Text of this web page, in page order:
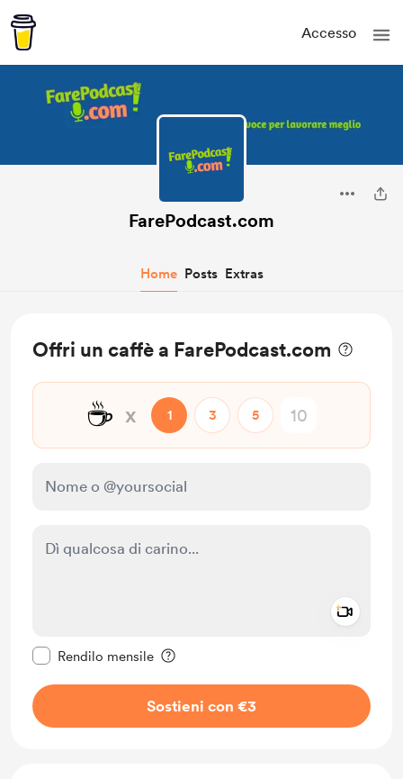
Accesso
FarePodcast.com
Home Posts Extras
Offri un caffè a FarePodcast.com
☕ x 1 3 5
Rendilo mensile
Sostieni con €3